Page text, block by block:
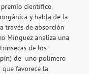
científico
y habla de la
través de absorción
Mínguez analiza una
de los
de uno polímero
favorece la